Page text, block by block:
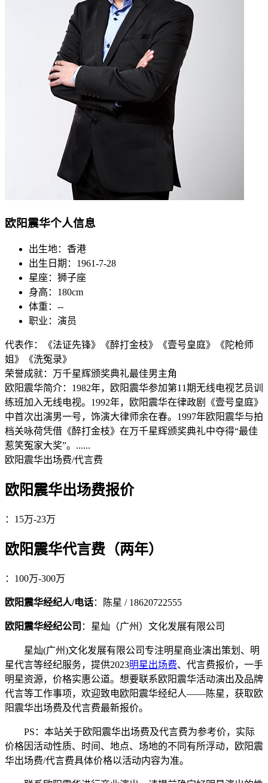
欧阳震华个人信息
出生地：香港
出生日期：1961-7-28
星座：狮子座
身高：180cm
体重：--
职业：演员
代表作：《法证先锋》《醉打金枝》《壹号皇庭》《陀枪师
姐》《洗冤录》
荣誉成就：万千星辉颁奖典礼最佳男主角
欧阳震华简介：1982年，欧阳震华参加第11期无线电视艺员训
练班加入无线电视。1992年，欧阳震华在律政剧《壹号皇庭》
中首次出演男一号，饰演大律师余在春。1997年欧阳震华与拍
档关咏荷凭借《醉打金枝》在万千星辉颁奖典礼中夺得“最佳
惹笑冤家大奖”。......
欧阳震华出场费/代言费
欧阳震华出场费报价
： 15万-23万
欧阳震华代言费（两年）
： 100万-300万
欧阳震华经纪人/电话：陈星 / 18620722555
欧阳震华经纪公司 ：星灿（广州）文化发展有限公司
星灿(广州)文化发展有限公司专注明星商业演出策划、明
星代言等经纪服务，提供2023明星出场费、代言费报价，一手
明星资源，价格实惠公道。想要联系欧阳震华活动演出及品牌
代言等工作事项，欢迎致电欧阳震华经纪人——陈星，获取欧
阳震华出场费及代言费最新报价。
PS：本站关于欧阳震华出场费及代言费为参考价，实际
价格因活动性质、时间、地点、场地的不同有所浮动，欧阳震
华出场费/代言费具体价格以活动内容为准。